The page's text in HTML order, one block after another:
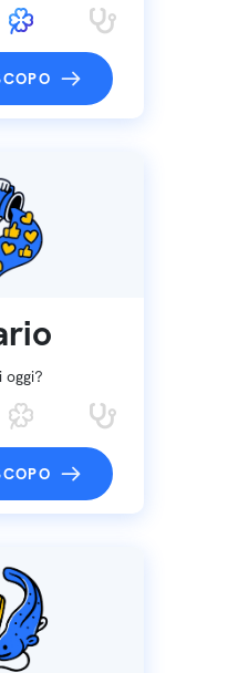
oggi?